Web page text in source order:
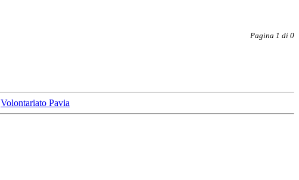
Pagina 1 di 0
Volontariato Pavia